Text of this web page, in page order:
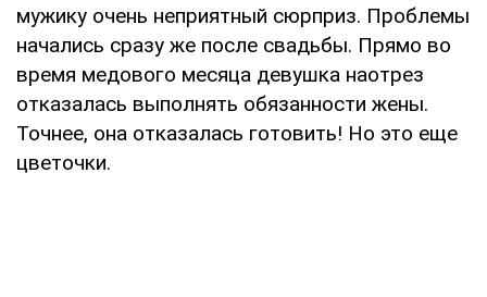
мужику очень неприятный сюрприз. Проблемы
начались сразу же после свадьбы. Прямо во
время медового месяца девушка наотрез
отказалась выполнять обязанности жены.
Точнее, она отказалась готовить! Но это еще
цветочки.